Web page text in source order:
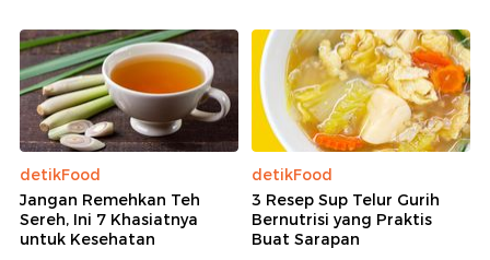
detikFood
Jangan Remehkan Teh
Sereh, Ini 7 Khasiatnya
untuk Kesehatan
detikFood
3 Resep Sup Telur Gurih
Bernutrisi yang Praktis
Buat Sarapan